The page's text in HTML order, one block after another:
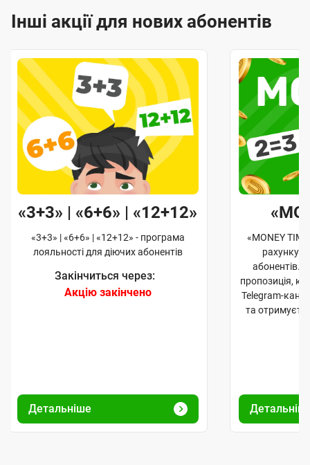
Інші акції для нових абонентів
«3+3» | «6+6» | «12+12»
«3+3» | «6+6» | «12+12» - програма
лояльності для діючих абонентів
Закінчиться через:
Акцію закінчено
Детальніше
«MONEY
рахунку
абонентів.
пропозиція,
Telegram-
та